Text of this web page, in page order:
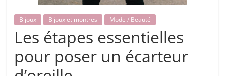
Bijoux Bijoux et montres Mode / Beauté
Les étapes essentielles
pour poser un écarteur